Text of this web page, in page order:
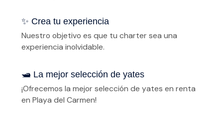
✨ Crea tu experiencia
Nuestro objetivo es que tu charter sea una
experiencia inolvidable.
️🛥️ La mejor selección de yates
¡Ofrecemos la mejor selección de yates en renta
en Playa del Carmen!